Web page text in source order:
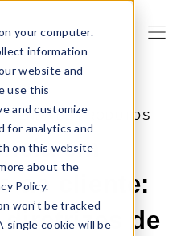
your computer.
information
website and
use this
and customize
for analytics and
on this website
about the
Policy.
won’t be tracked
single cookie will be
| VENDA DE PRODUTOS
em
ao cliente:
de